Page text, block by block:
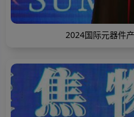
2024国际元器件